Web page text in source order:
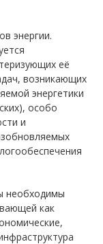
энергии.
её
возникающих
энергетики
особо
и
необходимы
как